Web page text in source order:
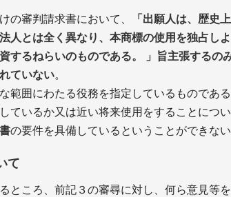
の審判請求書において、
「出願人は、歴史
人とは全く異なり、本商標の使用を独占し
するねらいのものである。 」旨主張するの
ていない。
範囲にわたる役務を指定しているものであ
ているか又は近い将来使用をすることにつ
の要件を具備しているということができない
て
ところ、前記３の審尋に対し、何ら意見等